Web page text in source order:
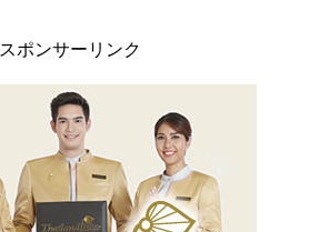
スポンサーリンク